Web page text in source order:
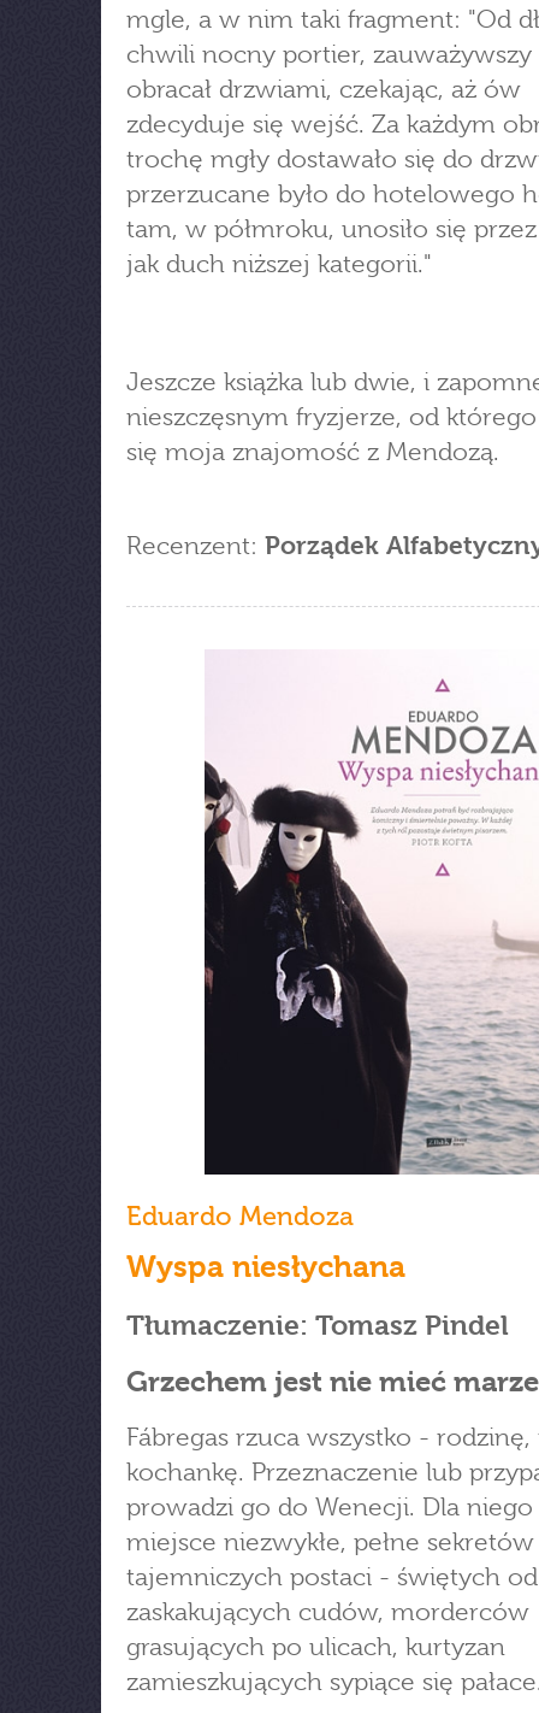
mgle, a w nim taki fragment: "Od
chwili nocny portier, zauważywszy
obracał drzwiami, czekając, aż ów
zdecyduje się wejść. Za każdym
trochę mgły dostawało się do
przerzucane było do hotelowego
tam, w półmroku, unosiło się
jak duch niższej kategorii."
Jeszcze książka lub dwie, i
nieszczęsnym fryzjerze, od którego
się moja znajomość z Mendozą.
Recenzent: Porządek
Eduardo Mendoza
Wyspa niesłychana
Tłumaczenie: Tomasz Pindel
Grzechem jest nie mieć
Fábregas rzuca wszystko -
kochankę. Przeznaczenie lub
prowadzi go do Wenecji. Dla
miejsce niezwykłe, pełne
tajemniczych postaci - świętych od
zaskakujących cudów, morderców
grasujących po ulicach, kurtyzan
zamieszkujących sypiące się